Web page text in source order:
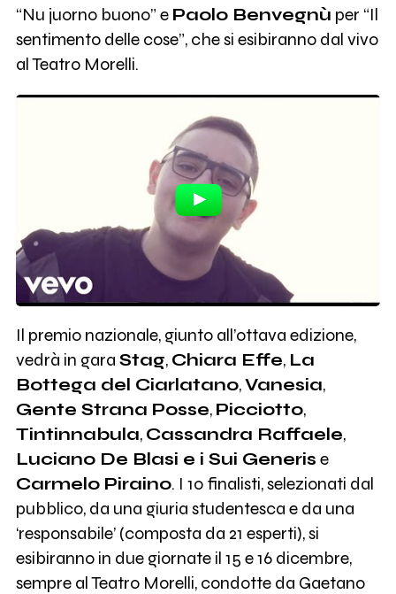
“Nu juorno buono” e Paolo Benvegnù per “Il
sentimento delle cose”, che si esibiranno dal vivo
al Teatro Morelli.
Il premio nazionale, giunto all’ottava edizione,
vedrà in gara Stag, Chiara Effe, La
Bottega del Ciarlatano,Vanesia,
Gente Strana Posse, Picciotto,
Tintinnabula, Cassandra Raffaele,
Luciano De Blasi e i Sui Generis e
Carmelo Piraino. I 10 finalisti, selezionati dal
pubblico, da una giuria studentesca e da una
‘responsabile’ (composta da 21 esperti), si
esibiranno in due giornate il 15 e 16 dicembre,
sempre al Teatro Morelli, condotte da Gaetano